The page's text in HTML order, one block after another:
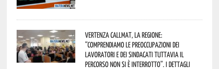
Vertenza CallMat, la Regione:
“comprendiamo le preoccupazioni dei
lavoratori e dei sindacati tuttavia il
percorso non si è interrotto”. I dettagli